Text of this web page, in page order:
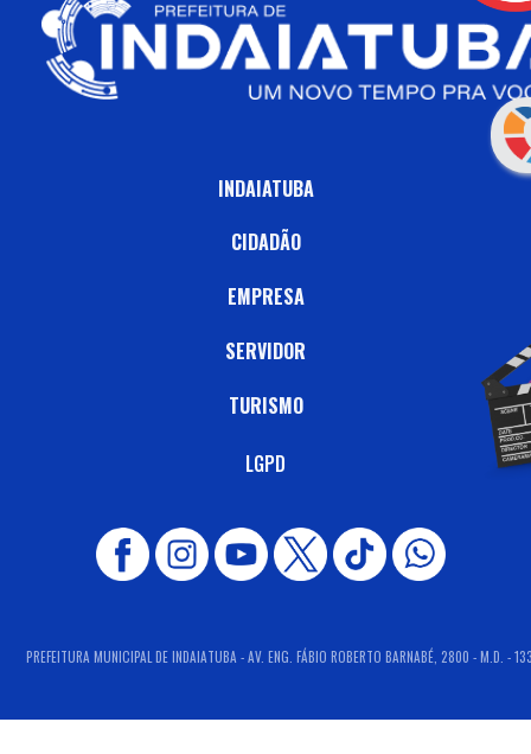
INDAIATUBA
CIDADÃO
EMPRESA
SERVIDOR
TURISMO
LGPD
PREFEITURA MUNICIPAL DE INDAIATUBA - AV. ENG. FÁBIO ROBERTO BARNABÉ, 2800 - M.D. -